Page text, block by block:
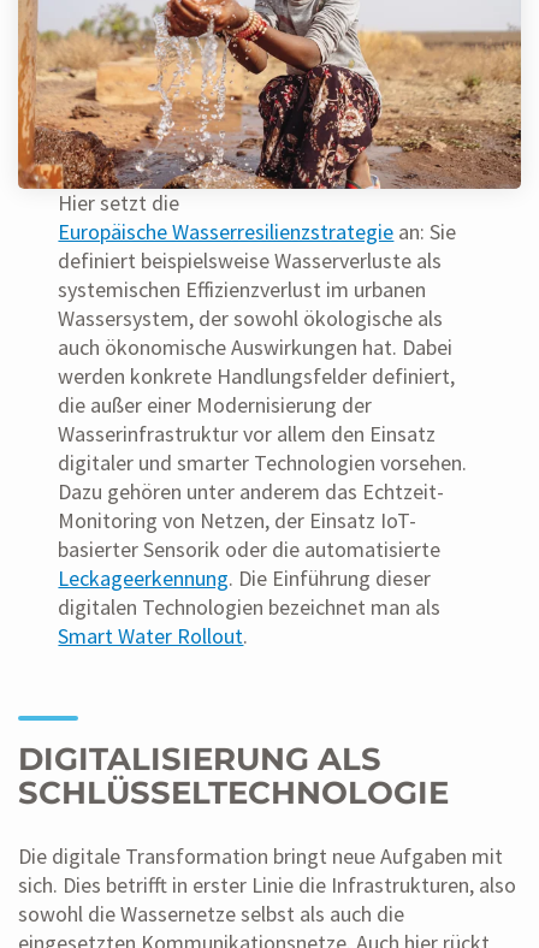
Hier setzt die
Europäische Wasserresilienzstrategie an: Sie
definiert beispielsweise Wasserverluste als
systemischen Effizienzverlust im urbanen
Wassersystem, der sowohl ökologische als
auch ökonomische Auswirkungen hat. Dabei
werden konkrete Handlungsfelder definiert,
die außer einer Modernisierung der
Wasserinfrastruktur vor allem den Einsatz
digitaler und smarter Technologien vorsehen.
Dazu gehören unter anderem das Echtzeit-
Monitoring von Netzen, der Einsatz IoT-
basierter Sensorik oder die automatisierte
Leckageerkennung. Die Einführung dieser
digitalen Technologien bezeichnet man als
Smart Water Rollout.
DIGITALISIERUNG ALS
SCHLÜSSELTECHNOLOGIE
Die digitale Transformation bringt neue Aufgaben mit
sich. Dies betrifft in erster Linie die Infrastrukturen, also
sowohl die Wassernetze selbst als auch die